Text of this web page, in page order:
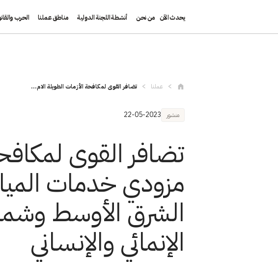
يحدث الآن من نحن أنشطة اللجنة الدولية مناطق عملنا الحرب
عملنا تضافر القوى لمكافحة الأزمات الطويلة الام...
منشور 22-05-2023
تضافر القوى
مزودي خدمات
الشرق الأوسط
الإنمائي والإنساني